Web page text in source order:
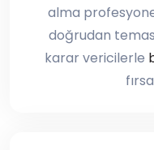
alma
doğrudan temas
karar vericilerle